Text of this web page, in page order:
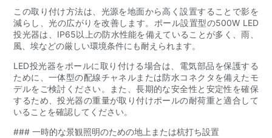
この取り付け方法は、光源を地面から高く設置することで影を
減らし、光の広がりを改善します。ポール設置型の500W LED
投光器は、IP65以上の防水性能を備えていることが多く、雨、
風、埃などの厳しい環境条件にも耐えられます。
LED投光器をポールに取り付ける場合は、電気部品を保護する
ために、一体型の配線チャネルまたは防水コネクタを備えたモ
デルをご検討ください。また、長期的な安全性と安定性を確保
するため、投光器の重量が取り付けポールの耐荷重と適合して
いることを確認してください。
### 一時的な景観照明のための地上または杭打ち設置